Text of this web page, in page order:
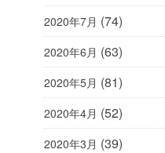
2020年7月 (74)
2020年6月 (63)
2020年5月 (81)
2020年4月 (52)
2020年3月 (39)